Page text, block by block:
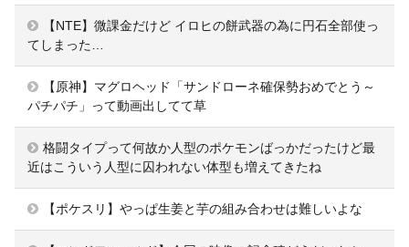
【NTE】微課金だけど イロヒの餅武器の為に円石全部使っ
てしまった…
【原神】マグロヘッド「サンドローネ確保勢おめでとう～
パチパチ」って動画出してて草
格闘タイプって何故か人型のポケモンばっかだったけど最
近はこういう人型に囚われない体型も増えてきたね
【ポケスリ】やっぱ生姜と芋の組み合わせは難しいよな